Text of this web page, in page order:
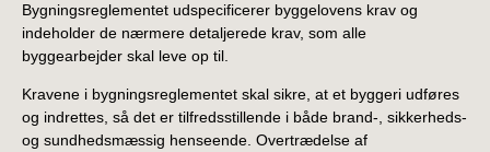
Bygningsreglementet udspecificerer byggelovens krav og
indeholder de nærmere detaljerede krav, som alle
byggearbejder skal leve op til.
Kravene i bygningsreglementet skal sikre, at et byggeri udføres
og indrettes, så det er tilfredsstillende i både brand-, sikkerheds-
og sundhedsmæssig henseende. Overtrædelse af